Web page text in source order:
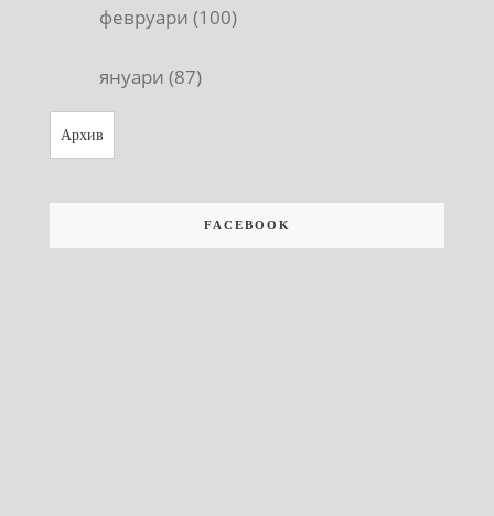
февруари (100)
януари (87)
Архив
FACEBOOK